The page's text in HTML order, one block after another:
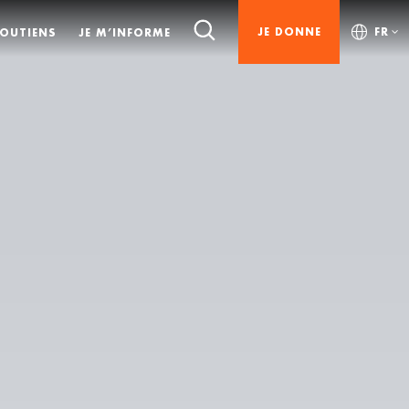
JE M’INFORME JE DONNE FR